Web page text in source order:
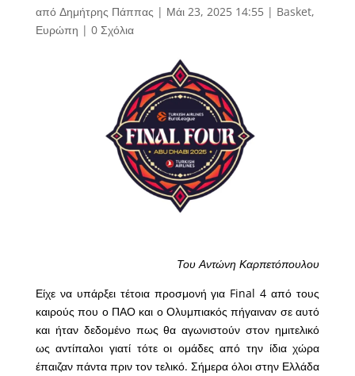
από Δημήτρης Πάππας | Μάι 23, 2025 14:55| Basket,
Ευρώπη | 0 Σχόλια
Του Αντώνη Καρπετόπουλου
Είχε να υπάρξει τέτοια προσμονή για Final 4 από τους
καιρούς που ο ΠΑΟ και ο Ολυμπιακός πήγαιναν σε αυτό
και ήταν δεδομένο πως θα αγωνιστούν στον ημιτελικό
ως αντίπαλοι γιατί τότε οι ομάδες από την ίδια χώρα
έπαιζαν πάντα πριν τον τελικό. Σήμερα όλοι στην Ελλάδα